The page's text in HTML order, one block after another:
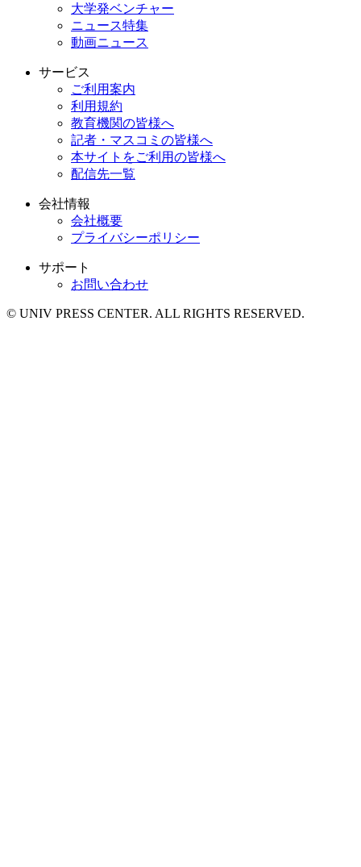
大学発ベンチャー
ニュース特集
動画ニュース
サービス
ご利用案内
利用規約
教育機関の皆様へ
記者・マスコミの皆様へ
本サイトをご利用の皆様へ
配信先一覧
会社情報
会社概要
プライバシーポリシー
サポート
お問い合わせ
© UNIV PRESS CENTER. ALL RIGHTS RESERVED.